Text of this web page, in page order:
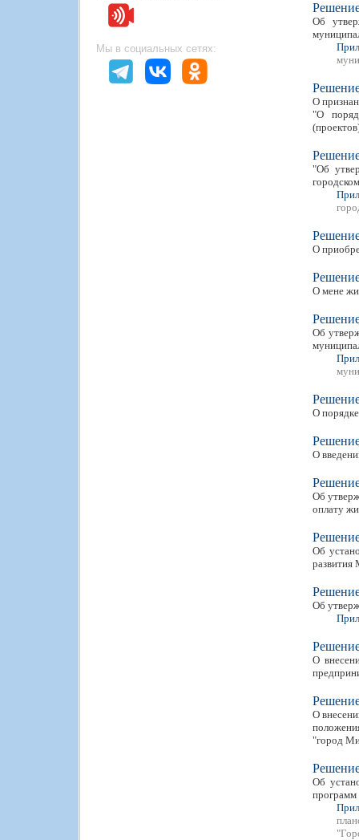
Мы в социальных сетях:
Об
О
"О
"Об
О
О мене
Об
О
О
Об
оплату
Об
развития
Об
О
О
"город
Об
программ